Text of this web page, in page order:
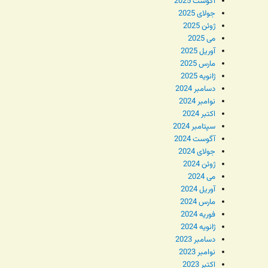
جولای 2025
ژوئن 2025
می 2025
آوریل 2025
مارس 2025
ژانویه 2025
دسامبر 2024
نوامبر 2024
اکتبر 2024
سپتامبر 2024
آگوست 2024
جولای 2024
ژوئن 2024
می 2024
آوریل 2024
مارس 2024
فوریه 2024
ژانویه 2024
دسامبر 2023
نوامبر 2023
اکتبر 2023